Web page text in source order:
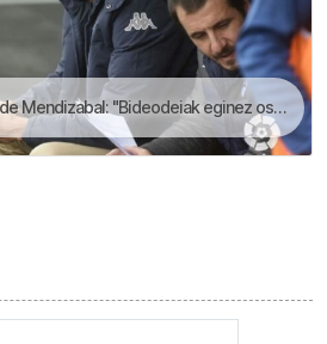
"Bideodeiak eginez ospatu dot urtebetetzea" | Aupa Bizkaia